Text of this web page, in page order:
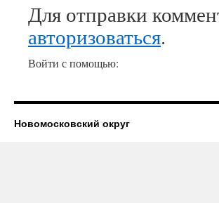
Для отправки
авторизоваться.
Войти с помощью:
Новомосковский округ